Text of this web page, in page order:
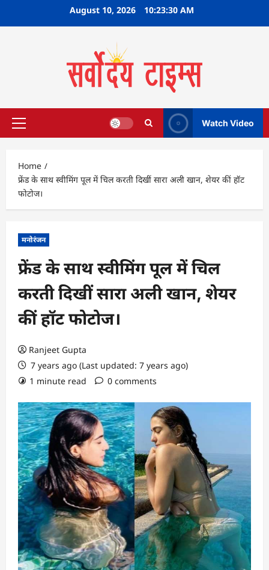
August 10, 2026 10:23:31 AM
Primary
Watch Video
Home
फ्रेंड के साथ स्वीमिंग पूल में चिल करती दिखीं सारा अली खान, शेयर कीं हॉट
फोटोज।
मनोरंजन
फ्रेंड के साथ स्वीमिंग पूल में चिल
करती दिखीं सारा अली खान, शेयर
कीं हॉट फोटोज।
Ranjeet Gupta
7 years ago (Last updated: 7 years ago)
1 minute read
0 comments